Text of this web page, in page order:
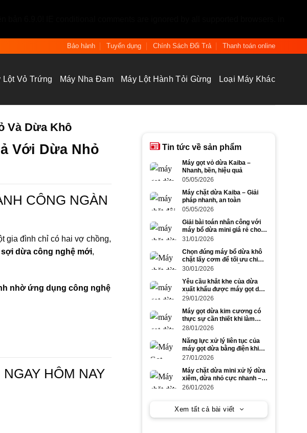
Bảo hành Tuyển dụng Chính Sách Đổi Trả Thanh toán online
Lột Vỏ Trứng Máy Nha Đam Máy Lột Hành Tỏi Gừng Loại Máy Khác
Và Dừa Khô
Với Dừa Nhỏ
CÔNG NGÀN
gia đình chỉ có hai vợ chồng,
dừa công nghệ mới,
nhờ ứng dụng công nghệ
HÔM NAY
Tin tức về sản phẩm
Máy gọt vỏ dừa Kaiba –
Nhanh, bền, hiệu quả
05/05/2026
Máy chặt dừa Kaiba – Giải
pháp nhanh, an toàn
05/05/2026
Giải bài toán nhân công với
máy bổ dừa mini giá rẻ cho
dừa to và dừa nhỏ
31/01/2026
Chọn đúng máy bổ dừa khô
chặt lấy cơm để tối ưu chi
phí và năng suất mỗi ngày
30/01/2026
Yêu cầu khắt khe của dừa
xuất khẩu được máy gọt dừa
bằng điện đáp ứng ra sao?
29/01/2026
Máy gọt dừa kim cương có
thực sự cần thiết khi làm
dừa xuất khẩu số lượng lớn?
28/01/2026
Năng lực xử lý liên tục của
máy gọt dừa bằng điện khi
gọt dừa to trong cao điểm
27/01/2026
Máy chặt dừa mini xử lý dừa
xiêm, dừa nhỏ cực nhanh –
tiết kiệm công lao động
26/01/2026
Xem tất cả bài viết